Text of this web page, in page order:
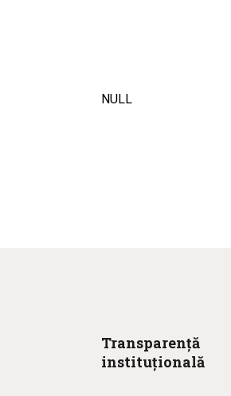
NULL
Transparență
instituțională